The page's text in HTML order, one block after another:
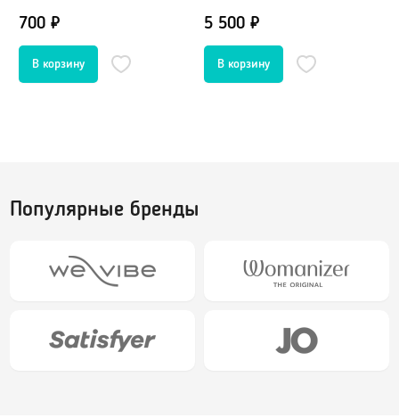
Водная основа
Феромоны
Возбуждающие средства
Для женщин
700 ₽ 5 500 ₽
Популярные бренды